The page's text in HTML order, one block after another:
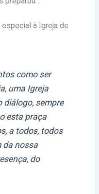
especial à Igreja de
como ser
uma Igreja
diálogo, sempre
esta praça
a todos, todos
da nossa
do